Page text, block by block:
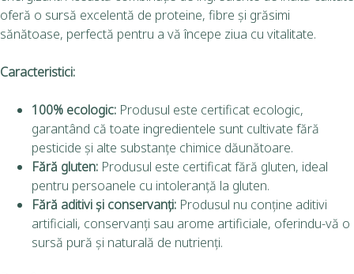
oferă o sursă excelentă de proteine, fibre și grăsimi
sănătoase, perfectă pentru a vă începe ziua cu vitalitate.
Caracteristici:
100% ecologic: Produsul este certificat ecologic,
garantând că toate ingredientele sunt cultivate fără
pesticide și alte substanțe chimice dăunătoare.
Fără gluten: Produsul este certificat fără gluten, ideal
pentru persoanele cu intoleranță la gluten.
Fără aditivi și conservanți: Produsul nu conține aditivi
artificiali, conservanți sau arome artificiale, oferindu-vă o
sursă pură și naturală de nutrienți.